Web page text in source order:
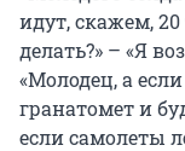
идут, скажем,
делать?» – «Я
«Молодец, а
гранатомет и
если самолеты